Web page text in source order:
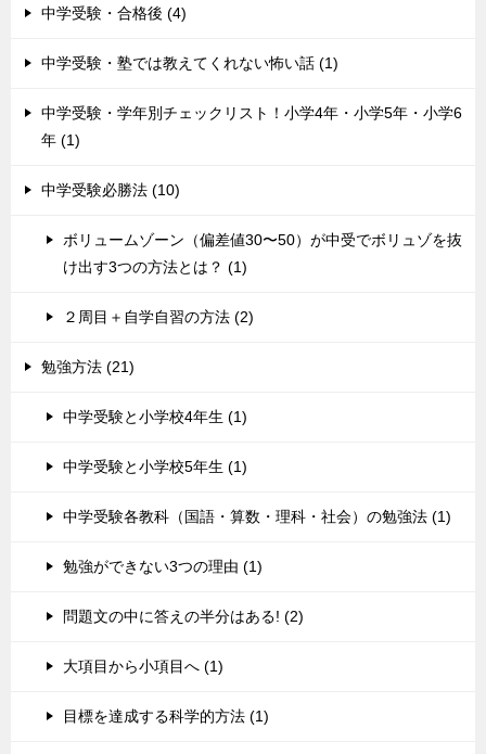
中学受験・合格後 (4)
中学受験・塾では教えてくれない怖い話 (1)
中学受験・学年別チェックリスト！小学4年・小学5年・小学6
年 (1)
中学受験必勝法 (10)
ボリュームゾーン（偏差値30〜50）が中受でボリュゾを抜
け出す3つの方法とは？ (1)
２周目＋自学自習の方法 (2)
勉強方法 (21)
中学受験と小学校4年生 (1)
中学受験と小学校5年生 (1)
中学受験各教科（国語・算数・理科・社会）の勉強法 (1)
勉強ができない3つの理由 (1)
問題文の中に答えの半分はある! (2)
大項目から小項目へ (1)
目標を達成する科学的方法 (1)